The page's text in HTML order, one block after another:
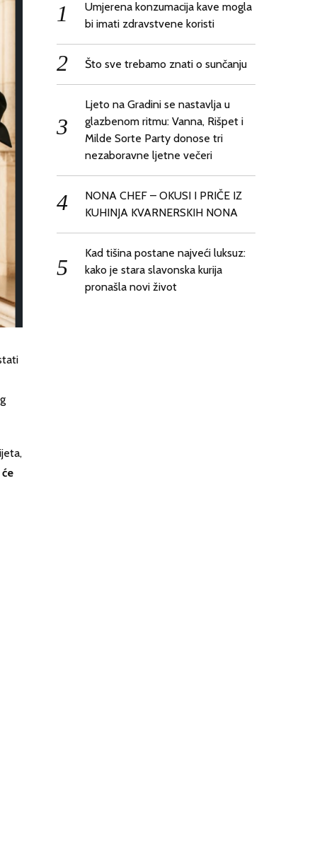
Umjerena konzumacija kave mogla
bi imati zdravstvene koristi
Što sve trebamo znati o sunčanju
Ljeto na Gradini se nastavlja u
glazbenom ritmu: Vanna, Rišpet i
Milde Sorte Party donose tri
nezaboravne ljetne večeri
NONA CHEF – OKUSI I PRIČE IZ
KUHINJA KVARNERSKIH NONA
Kad tišina postane najveći luksuz:
kako je stara slavonska kurija
pronašla novi život